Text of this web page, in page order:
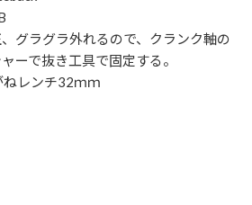
グラグラ外れるので、クランク軸の
ーで抜き工具で固定する。
レンチ32ｍｍ